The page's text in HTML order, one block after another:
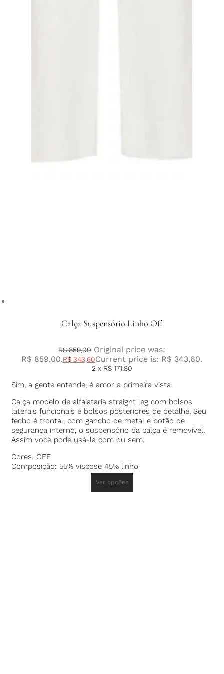
Calça Suspensório Linho Off
R$859,00 Original price was:
R$ 859,00.R$ 343,60Current price is: R$ 343,60.
2 x R$171,80
Sim, a gente entende, é amor a primeira vista.
Calça modelo de alfaiataria straight leg com bolsos
laterais funcionais e bolsos posteriores de detalhe. Seu
fecho é frontal, com gancho de metal e botão de
segurança interno, o suspensório da calça é removível.
Assim você pode usá-la com ou sem.
Cores: OFF
Composição: 55% viscose 45% linho
Ver opções